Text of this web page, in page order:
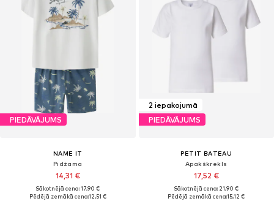
PIEDĀVĀJUMS
NAME IT
Pidžama
14,31 €
Sākotnējā cena: 17,90 €
Pēdējā zemākā cena:12,51 €
2 iepakojumā
PIEDĀVĀJUMS
PETIT BATEAU
Apakškrekls
17,52 €
Sākotnējā cena: 21,90 €
Pēdējā zemākā cena:15,12 €